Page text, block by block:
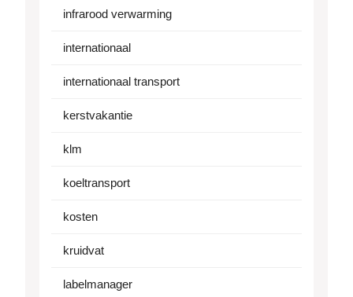
infrarood verwarming
internationaal
internationaal transport
kerstvakantie
klm
koeltransport
kosten
kruidvat
labelmanager